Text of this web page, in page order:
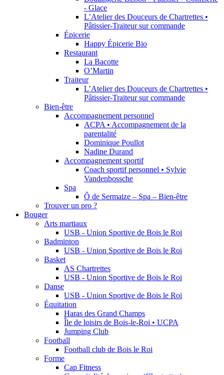
- Glace
L’Atelier des Douceurs de Chartrettes •
Pâtissier-Traiteur sur commande
Épicerie
Happy Épicerie Bio
Restaurant
La Bacotte
O’Martin
Traiteur
L’Atelier des Douceurs de Chartrettes •
Pâtissier-Traiteur sur commande
Bien-être
Accompagnement personnel
ACPA • Accompagnement de la
parentalité
Dominique Poullot
Nadine Durand
Accompagnement sportif
Coach sportif personnel • Sylvie
Vandenbossche
Spa
Ô de Sermaize – Spa – Bien-être
Trouver un pro ?
Bouger
Arts martiaux
USB - Union Sportive de Bois le Roi
Badminton
USB - Union Sportive de Bois le Roi
Basket
AS Chartrettes
USB - Union Sportive de Bois le Roi
Danse
USB - Union Sportive de Bois le Roi
Équitation
Haras des Grand Champs
Île de loisirs de Bois-le-Roi • UCPA
Jumping Club
Football
Football club de Bois le Roi
Forme
Cap Fitness